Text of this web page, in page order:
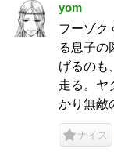
yom
フーゾク
る息子の
げるのも
走る。ヤ
かり無敵
ナイス